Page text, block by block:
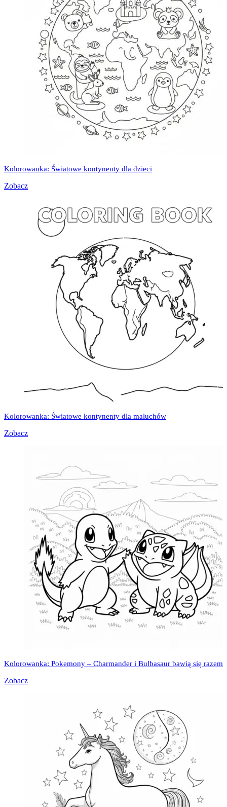
Kolorowanka: Światowe kontynenty dla dzieci
Zobacz
Kolorowanka: Światowe kontynenty dla maluchów
Zobacz
Kolorowanka: Pokemony – Charmander i Bulbasaur bawią się razem
Zobacz